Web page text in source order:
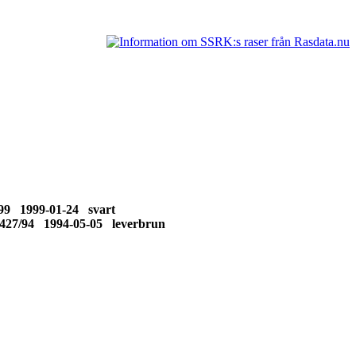
1999-01-24 svart
94 1994-05-05 leverbrun